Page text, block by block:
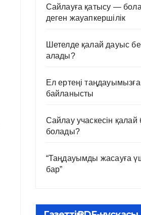
Сайлауға қатысу —
деген жауапкершілік
Шетелде қалай дауыс
алады?
Ел ертеңі таңдауымызға
байланысты
Сайлау учаскесін қалай
болады?
“Таңдауымды жасауға
бар”